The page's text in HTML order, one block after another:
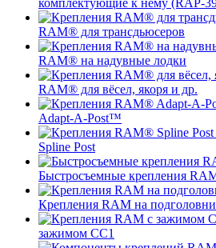
комплектующие к нему (RAP-
RAM® для трансдьюсеров
RAM® на надувные лодки
RAM® для вёсел, якоря и др.
Adapt-A-Post™
Spline Post
Быстросъемные крепления
Крепления RAM на
зажимом СС1